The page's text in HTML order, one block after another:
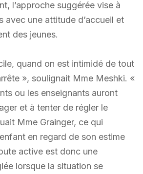
l’approche suggérée vise à
avec une attitude d’accueil et
des jeunes.
quand on est intimidé de tout
», soulignait Mme Meshki. «
ou les enseignants auront
et à tenter de régler le
Mme Grainger, ce qui
en regard de son estime
active est donc une
lorsque la situation se